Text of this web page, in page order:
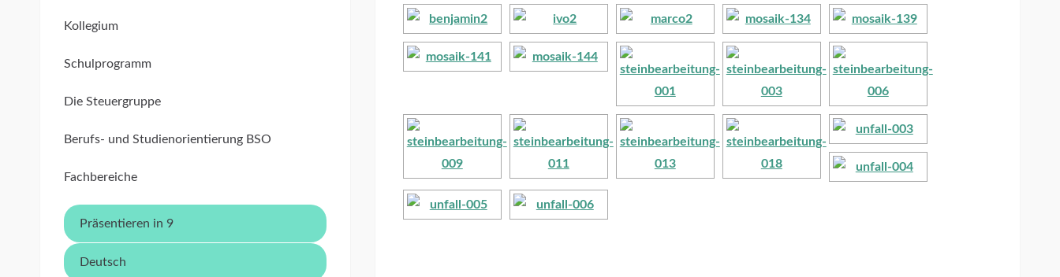
Kollegium
Schulprogramm
Die Steuergruppe
Berufs- und Studienorientierung BSO
Fachbereiche
Präsentieren in 9
Deutsch